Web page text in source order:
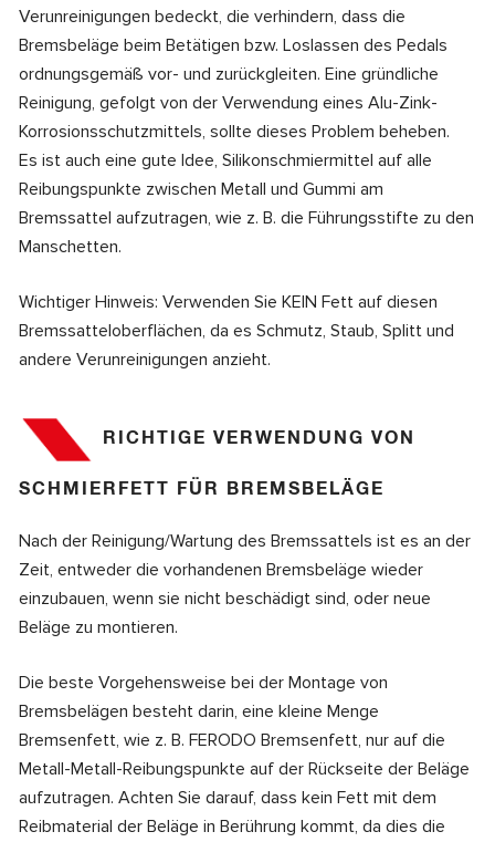
Verunreinigungen bedeckt, die verhindern, dass die
Bremsbeläge beim Betätigen bzw. Loslassen des Pedals
ordnungsgemäß vor- und zurückgleiten. Eine gründliche
Reinigung, gefolgt von der Verwendung eines Alu-Zink-
Korrosionsschutzmittels, sollte dieses Problem beheben.
Es ist auch eine gute Idee, Silikonschmiermittel auf alle
Reibungspunkte zwischen Metall und Gummi am
Bremssattel aufzutragen, wie z. B. die Führungsstifte zu den
Manschetten.
Wichtiger Hinweis: Verwenden Sie KEIN Fett auf diesen
Bremssatteloberflächen, da es Schmutz, Staub, Splitt und
andere Verunreinigungen anzieht.
RICHTIGE VERWENDUNG VON
SCHMIERFETT FÜR BREMSBELÄGE
Nach der Reinigung/Wartung des Bremssattels ist es an der
Zeit, entweder die vorhandenen Bremsbeläge wieder
einzubauen, wenn sie nicht beschädigt sind, oder neue
Beläge zu montieren.
Die beste Vorgehensweise bei der Montage von
Bremsbelägen besteht darin, eine kleine Menge
Bremsenfett, wie z. B. FERODO Bremsenfett, nur auf die
Metall-Metall-Reibungspunkte auf der Rückseite der Beläge
aufzutragen. Achten Sie darauf, dass kein Fett mit dem
Reibmaterial der Beläge in Berührung kommt, da dies die